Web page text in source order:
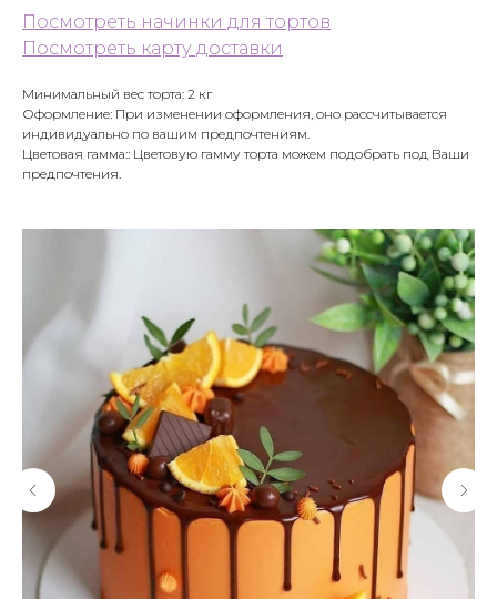
Посмотреть начинки для тортов
Посмотреть карту доставки
Минимальный вес торта: 2 кг
Оформление: При изменении оформления, оно рассчитывается
индивидуально по вашим предпочтениям.
Цветовая гамма:: Цветовую гамму торта можем подобрать под Ваши
предпочтения.